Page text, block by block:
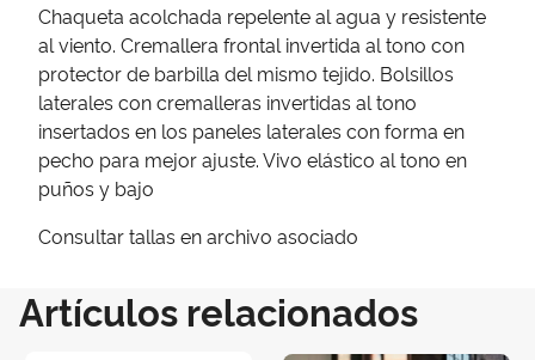
Chaqueta acolchada repelente al agua y resistente
al viento. Cremallera frontal invertida al tono con
protector de barbilla del mismo tejido. Bolsillos
laterales con cremalleras invertidas al tono
insertados en los paneles laterales con forma en
pecho para mejor ajuste. Vivo elástico al tono en
puños y bajo
Consultar tallas en archivo asociado
Artículos relacionados